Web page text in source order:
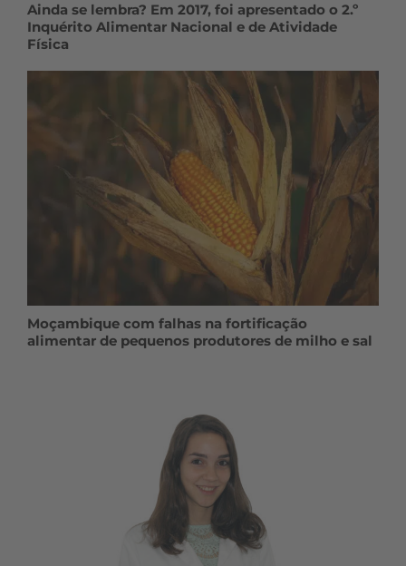
Ainda se lembra? Em 2017, foi apresentado o 2.º
Inquérito Alimentar Nacional e de Atividade
Física
Moçambique com falhas na fortificação
alimentar de pequenos produtores de milho e sal